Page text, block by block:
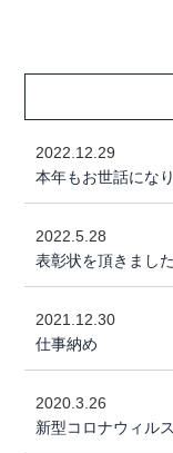
2022.12.29
本年もお世話にな
2022.5.28
表彰状を頂きました
2021.12.30
仕事納め
2020.3.26
新型コロナウィル